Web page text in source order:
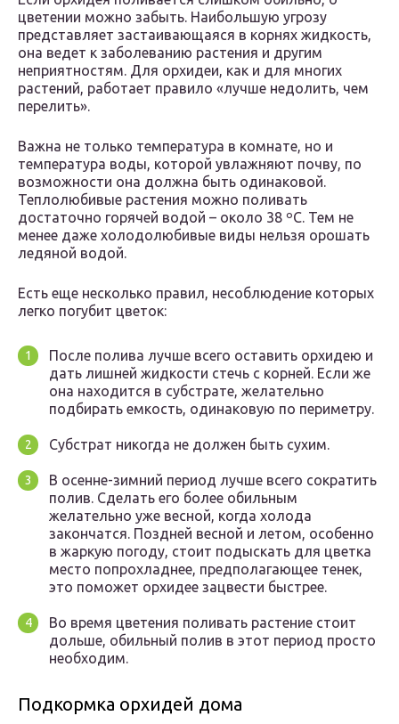
цветении можно забыть. Наибольшую угрозу
представляет застаивающаяся в корнях жидкость,
она ведет к заболеванию растения и другим
неприятностям. Для орхидеи, как и для многих
растений, работает правило «лучше недолить, чем
перелить».
Важна не только температура в комнате, но и
температура воды, которой увлажняют почву, по
возможности она должна быть одинаковой.
Теплолюбивые растения можно поливать
достаточно горячей водой – около 38 ºC. Тем не
менее даже холодолюбивые виды нельзя орошать
ледяной водой.
Есть еще несколько правил, несоблюдение которых
легко погубит цветок:
После полива лучше всего оставить орхидею и
дать лишней жидкости стечь с корней. Если же
она находится в субстрате, желательно
подбирать емкость, одинаковую по периметру.
Субстрат никогда не должен быть сухим.
В осенне-зимний период лучше всего сократить
полив. Сделать его более обильным
желательно уже весной, когда холода
закончатся. Поздней весной и летом, особенно
в жаркую погоду, стоит подыскать для цветка
место попрохладнее, предполагающее тенек,
это поможет орхидее зацвести быстрее.
Во время цветения поливать растение стоит
дольше, обильный полив в этот период просто
необходим.
Подкормка орхидей дома